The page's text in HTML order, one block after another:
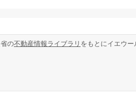
の不動産情報ライブラリ をもとにイエウー